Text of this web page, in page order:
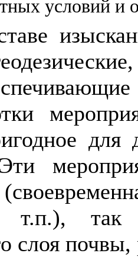
условий и
таве изыск
езически
спечивающ
для
),
слоя почвы,